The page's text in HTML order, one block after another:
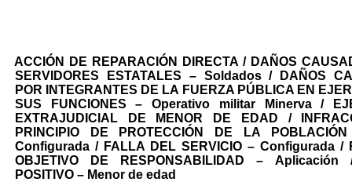
ACCIÓN DE REPARACIÓN DIRECTA / DAÑOS
SERVIDORES ESTATALES – Soldados / DAÑOS
POR INTEGRANTES DE LA FUERZA PÚBLICA EN
SUS FUNCIONES – Operativo militar Minerva /
EXTRAJUDICIAL DE MENOR DE EDAD /
PRINCIPIO DE PROTECCIÓN DE LA
Configurada / FALLA DEL SERVICIO – Configurada /
OBJETIVO DE RESPONSABILIDAD – Aplicación
POSITIVO – Menor de edad